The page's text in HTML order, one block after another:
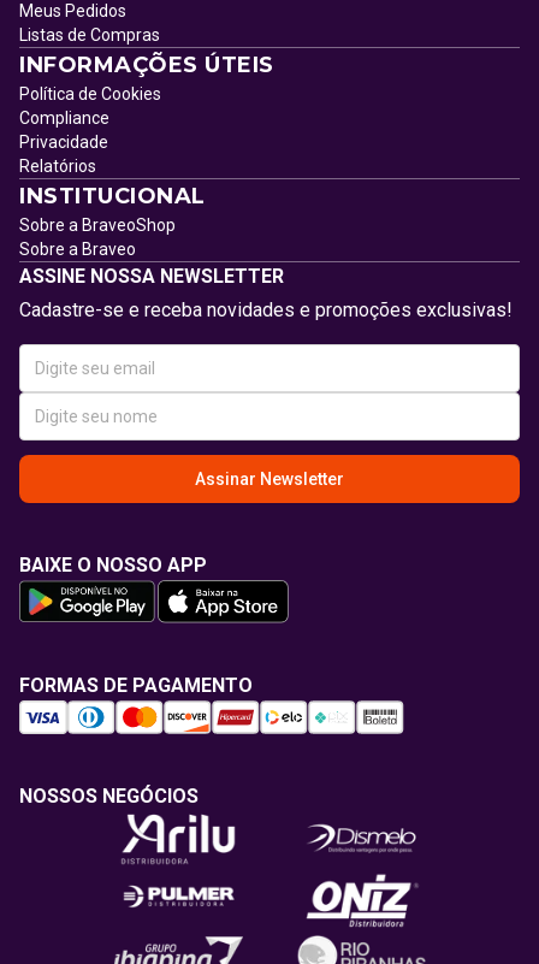
Meus Pedidos
Listas de Compras
INFORMAÇÕES ÚTEIS
Política de Cookies
Compliance
Privacidade
Relatórios
INSTITUCIONAL
Sobre a BraveoShop
Sobre a Braveo
ASSINE NOSSA NEWSLETTER
Cadastre-se e receba novidades e promoções exclusivas!
Assinar Newsletter
BAIXE O NOSSO APP
FORMAS DE PAGAMENTO
NOSSOS NEGÓCIOS